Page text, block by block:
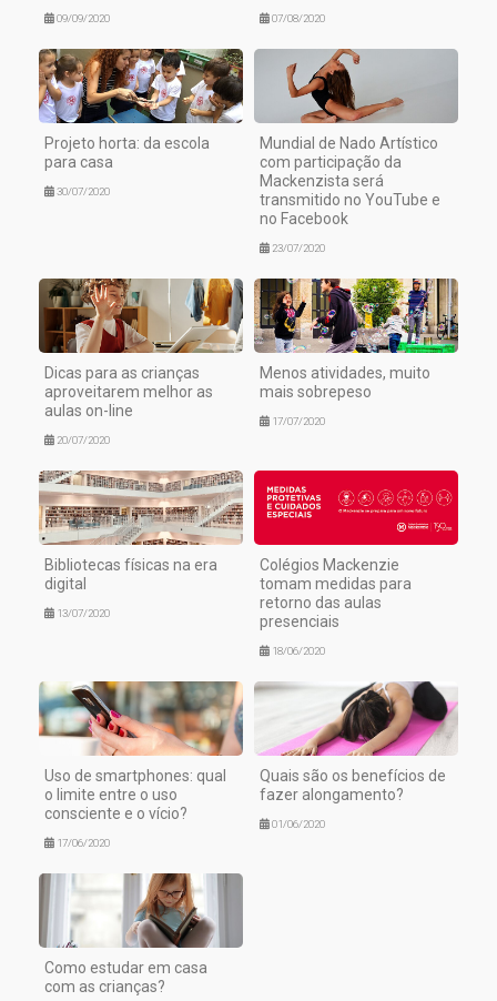
09/09/2020 07/08/2020
Projeto horta: da escola
para casa
30/07/2020
Mundial de Nado Artístico
com participação da
Mackenzista será
transmitido no YouTube e
no Facebook
23/07/2020
Dicas para as crianças
aproveitarem melhor as
aulas on-line
20/07/2020
Menos atividades, muito
mais sobrepeso
17/07/2020
Bibliotecas físicas na era
digital
13/07/2020
Colégios Mackenzie
tomam medidas para
retorno das aulas
presenciais
18/06/2020
Uso de smartphones: qual
o limite entre o uso
consciente e o vício?
17/06/2020
Quais são os benefícios de
fazer alongamento?
01/06/2020
Como estudar em casa
com as crianças?